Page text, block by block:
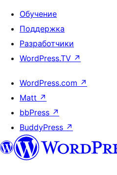
Обучение
Поддержка
Разработчики
WordPress.TV ↗
WordPress.com ↗
Matt ↗
bbPress ↗
BuddyPress ↗